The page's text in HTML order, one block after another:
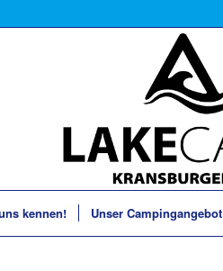
kennen! Unser Campingangebot